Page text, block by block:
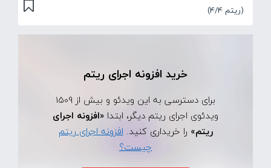
(ریتم 4/4)
خرید افزونه اجرای ریتم
برای دسترسی به این ویدئو و بیش از 1509
ویدئوی اجرای ریتم دیگر، ابتدا «افزونه اجرای
ریتم» را خریداری کنید.افزونه اجرای ریتم
چیست؟